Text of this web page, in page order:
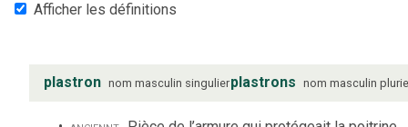
Afficher les définitions
plastron nom masculin singulierplastrons nom masculin